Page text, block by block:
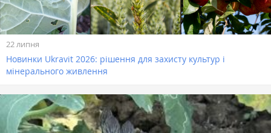
22 липня
Новинки Ukravit 2026: рішення для захисту культур і
мінерального живлення